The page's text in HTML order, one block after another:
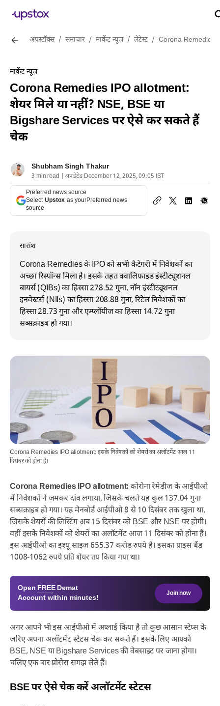
अपस्टॉक्स / समाचार / मार्केट न्यूज़ / लेटेस्ट / Corona Remedies
मार्केट न्यूज़
Corona Remedies IPO allotment:
शेयर मिले या नहीं? NSE, BSE या
Bigshare Services पर ऐसे कर सकते हैं
चेक
Shubham Singh Thakur
3 min read | अपडेटेड December 12, 2025, 09:05 IST
Preferred news source
Select Upstox as yourPreferred news
source
सारांश
Corona Remedies के IPO को सभी कैटेगरी में निवेशकों का
अच्छा रिस्पॉन्स मिला है। इसके तहत क्वालिफाइड इंस्टीट्यूशनल
बायर्स (QIBs) का हिस्सा 278.52 गुना, नॉन इंस्टीट्यूशनल
इनवेस्टर्स (NIIs) का हिस्सा 208.88 गुना, रिटेल निवेशकों का
हिस्सा 28.73 गुना और एम्प्लॉयीज का हिस्सा 14.72 गुना
सब्सक्राइब हो गया।
Corona Remedies IPO allotment: इसके निवेशकों को शेयरों का अलॉटमेंट आज 11
दिसंबर को होना है।
Corona Remedies IPO allotment: कोरोना रेमेडीज के आईपीओ
में निवेशकों ने जमकर दांव लगाया, जिसके चलते यह कुल 137.04 गुना
सब्सक्राइब हो गया। यह मेनबोर्ड आईपीओ 8 से 10 दिसंबर तक खुला था,
जिसके शेयरों की लिस्टिंग अब 15 दिसंबर को BSE और NSE पर होगी।
वहीं इसके निवेशकों को शेयरों का अलॉटमेंट आज 11 दिसंबर को होना है।
इस आईपीओ का इश्यू साइज 655.37 करोड़ रुपये है। इसका प्राइस बैंड
1008-1062 रुपये प्रति शेयर तय किया गया था।
Open FREE Demat
Account within minutes!
Join now
अगर आपने भी इस आईपीओ में अप्लाई किया है तो कुछ आसान स्टेप्स के
जरिए अपना अलॉटमेंट स्टेटस चेक कर सकते हैं। इसके लिए आपको
BSE, NSE या Bigshare Services की वेबसाइट पर जाना होगा।
चलिए एक बार प्रोसेस समझ लेते हैं।
BSE पर ऐसे चेक करें अलॉटमेंट स्टेटस